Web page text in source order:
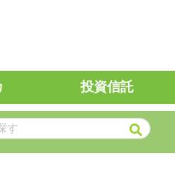
投資信託